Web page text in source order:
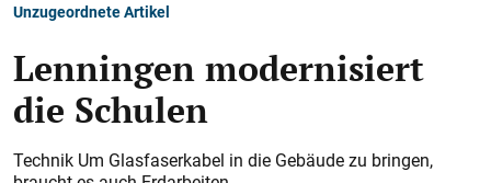
Unzugeordnete Artikel
Lenningen modernisiert
die Schulen
Technik Um Glasfaserkabel in die Gebäude zu bringen,